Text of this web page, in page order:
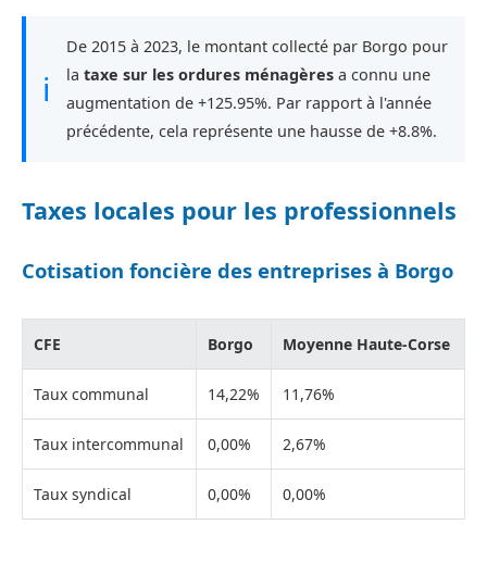
ℹ
De 2015 à 2023, le montant collecté par Borgo pour
la taxe sur les ordures ménagères a connu une
augmentation de +125.95%. Par rapport à l'année
précédente, cela représente une hausse de +8.8%.
Taxes locales pour les professionnels
Cotisation foncière des entreprises à Borgo
CFE Borgo Moyenne Haute-Corse
Taux communal 14,22% 11,76%
Taux intercommunal 0,00% 2,67%
Taux syndical 0,00% 0,00%